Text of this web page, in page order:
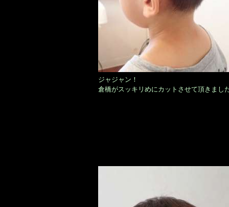
ジャジャン！
倉橋がスッキリめにカットさせて頂きまし